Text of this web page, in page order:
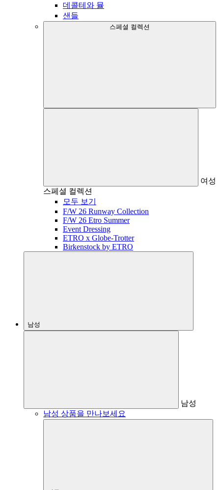
데콜테와 뮬
샌들
스페셜 컬렉션
여성
스페셜 컬렉션
모두 보기
F/W 26 Runway Collection
F/W 26 Etro Summer
Event Dressing
ETRO x Globe-Trotter
Birkenstock by ETRO
남성
남성
남성 상품을 만나보세요